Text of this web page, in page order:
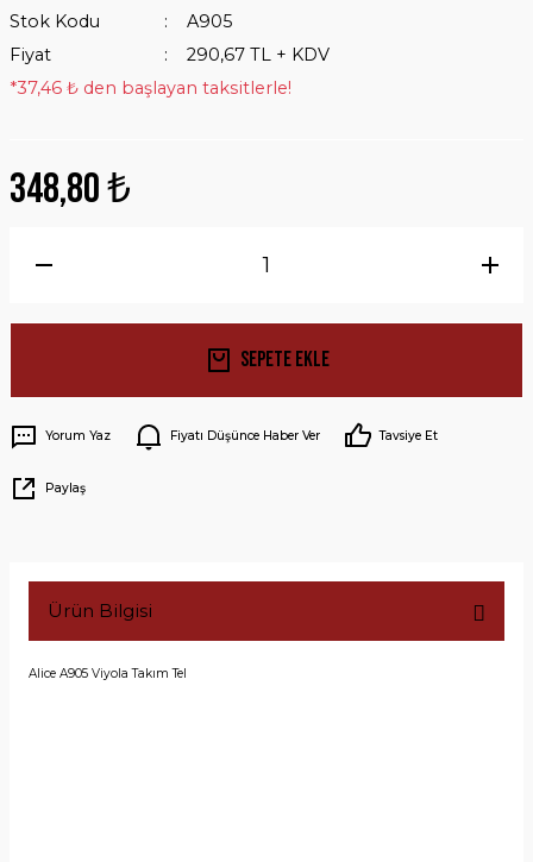
Stok Kodu
A905
Fiyat
290,67 TL + KDV
*37,46 ₺ den başlayan taksitlerle!
348,80 ₺
Sepete Ekle
Yorum Yaz Fiyatı Düşünce Haber Ver Tavsiye Et
Paylaş
Ürün Bilgisi
Alice A905 Viyola Takım Tel